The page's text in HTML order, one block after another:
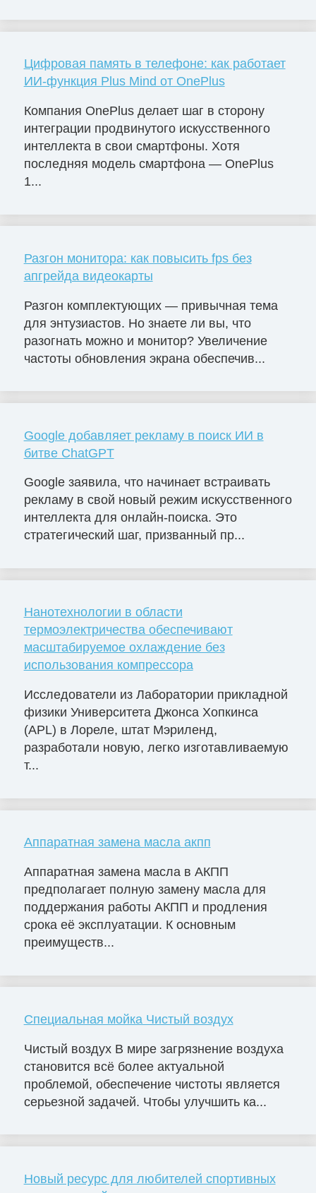
Цифровая память в телефоне: как работает
ИИ-функция Plus Mind от OnePlus
Компания OnePlus делает шаг в сторону
интеграции продвинутого искусственного
интеллекта в свои смартфоны. Хотя
последняя модель смартфона — OnePlus
1...
Разгон монитора: как повысить fps без
апгрейда видеокарты
Разгон комплектующих — привычная тема
для энтузиастов. Но знаете ли вы, что
разогнать можно и монитор? Увеличение
частоты обновления экрана обеспечив...
Google добавляет рекламу в поиск ИИ в
битве ChatGPT
Google заявила, что начинает встраивать
рекламу в свой новый режим искусственного
интеллекта для онлайн-поиска. Это
стратегический шаг, призванный пр...
Нанотехнологии в области
термоэлектричества обеспечивают
масштабируемое охлаждение без
использования компрессора
Исследователи из Лаборатории прикладной
физики Университета Джонса Хопкинса
(APL) в Лореле, штат Мэриленд,
разработали новую, легко изготавливаемую
т...
Аппаратная замена масла акпп
Аппаратная замена масла в АКПП
предполагает полную замену масла для
поддержания работы АКПП и продления
срока её эксплуатации. К основным
преимуществ...
Специальная мойка Чистый воздух
Чистый воздух В мире загрязнение воздуха
становится всё более актуальной
проблемой, обеспечение чистоты является
серьезной задачей. Чтобы улучшить ка...
Новый ресурс для любителей спортивных